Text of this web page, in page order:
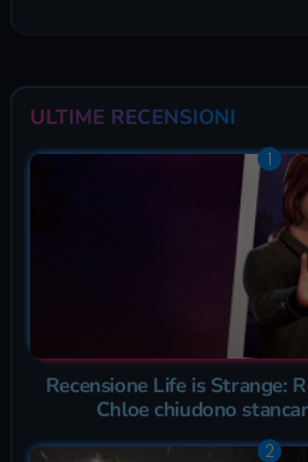
ULTIME RECENSIONI
Recensione Life is Strange:
Chloe chiudono